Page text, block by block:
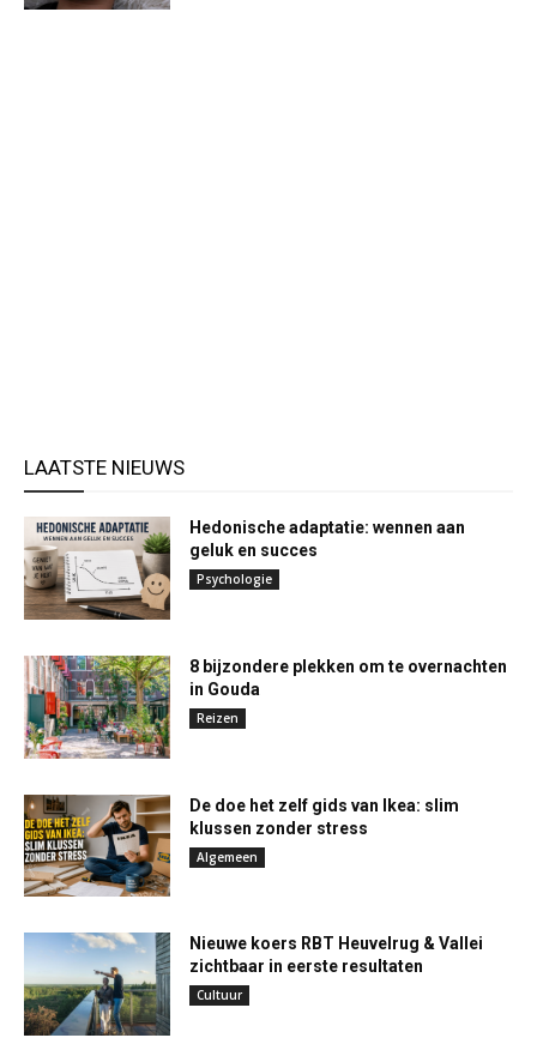
LAATSTE NIEUWS
Hedonische adaptatie: wennen aan
geluk en succes
Psychologie
8 bijzondere plekken om te overnachten
in Gouda
Reizen
De doe het zelf gids van Ikea: slim
klussen zonder stress
Algemeen
Nieuwe koers RBT Heuvelrug & Vallei
zichtbaar in eerste resultaten
Cultuur